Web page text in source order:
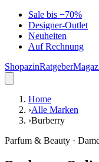
Sale bis −70%
Designer-Outlet
Neuheiten
Auf Rechnung
ShopazinRatgeber
Home
›Alle Marken
›Burberry
Parfum & Beauty ·